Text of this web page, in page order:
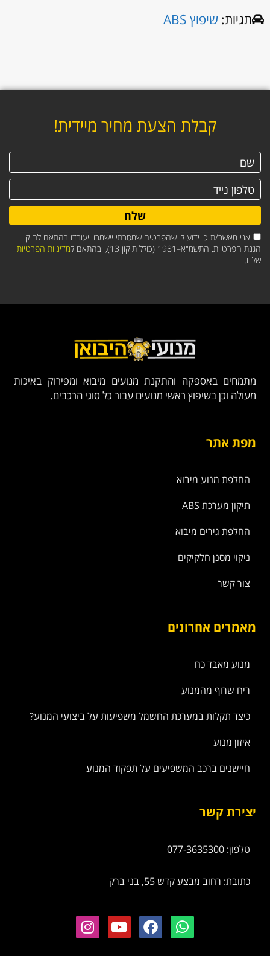
תגיות: שיפוץ ABS
קבלת הצעת מחיר מיידית!
אני מאשר/ת כי ידוע לי שהפרטים שמסרתי יישמרו ויעובדו בהתאם לחוק
הגנת הפרטיות, התשמ"א–1981 (כולל תיקון 13), ובהתאם ל
מדיניות הפרטיות
שלנו.
שלח
מתמחים באספקה והתקנת מנועים מיבוא ומפירוק באיכות
מעולה וכן בשיפוץ ראשי מנועים עבור כל סוגי הרכבים.
מפת אתר
החלפת מנוע מיבוא
תיקון מערכת ABS
החלפת גירים מיבוא
ניקוי מסנן חלקיקים
צור קשר
מאמרים אחרונים
מנוע מאבד כח
ריח שרוף מהמנוע
כיצד תקלות במערכת החשמל משפיעות על ביצועי המנוע?
איזון מנוע
חיישנים ברכב המשפיעים על תפקוד המנוע
יצירת קשר
טלפון: 077-3635300
כתובת: רחוב מבצע קדש 55, בני ברק